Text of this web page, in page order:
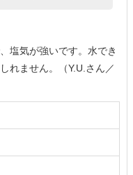
塩気が強いです。水でき
れません。（Y.U.さん／